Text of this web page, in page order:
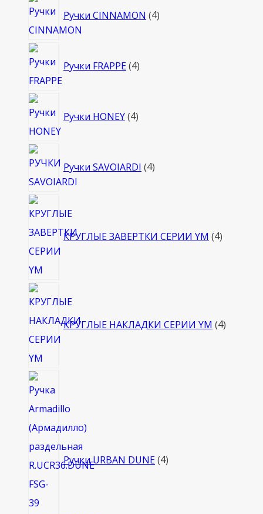
Ручки CINNAMON 4товара
Ручки FRAPPE 4товара
Ручки HONEY 4товара
Ручки SAVOIARDI 4товара
КРУГЛЫЕ ЗАВЕРТКИ СЕРИИ YM 4
КРУГЛЫЕ НАКЛАДКИ СЕРИИ YM 4
Ручки URBAN DUNE 4